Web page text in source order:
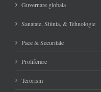
Guvernare globala
Sanatate, Stiinta, & Tehnologie
Pace & Securitate
Proliferare
Terorism